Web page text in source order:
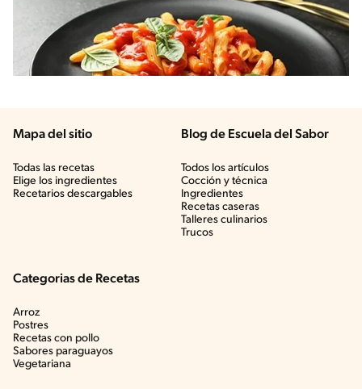
Mapa del sitio
Todas las recetas
Elige los ingredientes
Recetarios descargables
Blog de Escuela del Sabor
Todos los artículos
Cocción y técnica
Ingredientes
Recetas caseras
Talleres culinarios
Trucos
Categorias de Recetas
Arroz
Postres
Recetas con pollo
Sabores paraguayos
Vegetariana